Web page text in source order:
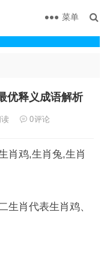
菜单
优释义成语解析
读 0评论
肖鸡,生肖兔,生肖
生肖代表生肖鸡、